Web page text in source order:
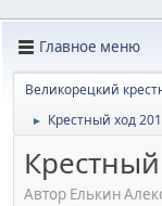
Главное меню
Великорецкий
► Крестный ход
Автор Елькин